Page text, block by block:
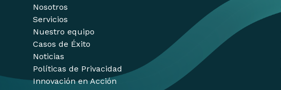
Nosotros
Servicios
Nuestro equipo
Casos de Éxito
Noticias
Políticas de Privacidad
Innovación en Acción